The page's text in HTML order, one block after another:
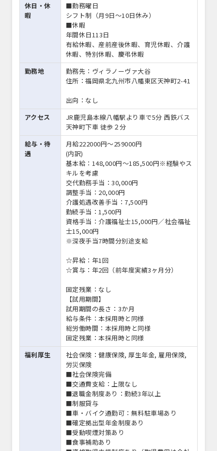
休日・休
暇
■勤務曜日
シフト制（月9日～10日休み）
■休暇
年間休日113日
有給休暇、産前産後休暇、育児休暇、介護
休暇、特別休暇、慶弔休暇
勤務地
勤務先：ヴィラノーヴァ大谷
住所：福岡県北九州市八幡東区天神町2-41
出向：なし
アクセス
JR鹿児島本線八幡駅より車で5分 西鉄バス
天神町下車 徒歩２分
給与・待
遇
月給222000円〜259000円
(内訳)
基本給：148,000円～185,500円※経験やス
キルを考慮
交代勤務手当：30,000円
調整手当：20,000円
介護処遇改善手当：7,500円
勤続手当：1,500円
資格手当：介護福祉士15,000円／社会福祉
士15,000円
※深夜手当7時間分別途支給
☆昇給：年1回
☆賞与：年2回（前年度実績3ヶ月分）
固定残業：なし
【試用期間】
試用期間の長さ：3か月
給与条件：本採用時と同様
総労働時間：本採用時と同様
固定残業：本採用時と同様
福利厚生
社会保険：健康保険, 厚生年金, 雇用保険,
労災保険
■社会保険完備
■交通費支給：上限なし
■退職金制度あり：勤続3年以上
■制服貸与
■車・バイク通勤可：無料駐車場あり
■確定拠出型年金制度あり
■受動喫煙対策あり
■食事補助あり